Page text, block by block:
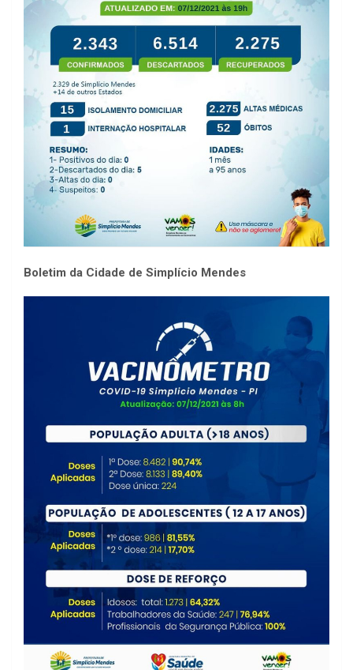
Boletim da Cidade de Simplício Mendes